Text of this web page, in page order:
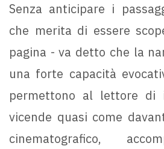
Senza anticipare i
che merita di essere
pagina - va detto che la
una forte capacità
permettono al lettore di
vicende quasi come
cinematografico,